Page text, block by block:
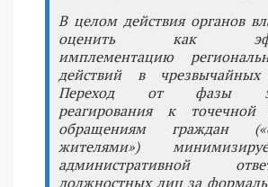
В целом действия органов
оценить как
имплементацию
действий в чрезвычайных
Переход от фазы
реагирования к
обращениям граждан
жителями»)
административной
должностных лиц за